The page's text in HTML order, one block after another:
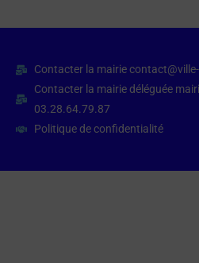
Contacter la mairie
Contacter la mairie déléguée
03.28.64.79.87
Politique de confidentialité